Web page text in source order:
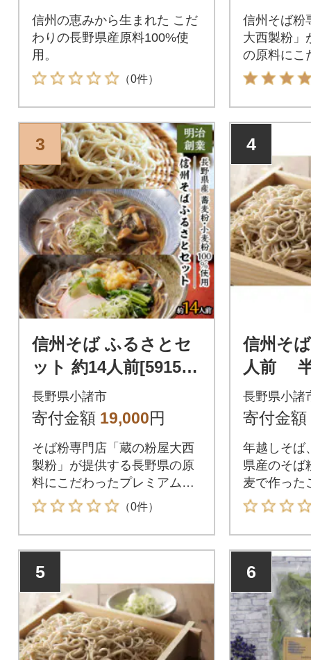
信州の恵みから生まれた こだ
わりの長野県産原料100%使
用。
（0件）
信州そば粉
大西製粉」
の原料にこ
ム信州そば
3
信州そば ふるさとセ
ット 約14人前[591511
36]
長野県小諸市
寄付金額 19,000円
そば粉専門店「蔵の粉屋大西
製粉」が提供する長野県の原
料にこだわったプレミアム信
州そばセットです。
（0件）
4
信州そ
人前
ゆ付き
長野県小諸
寄付金額
年越しそば
県産のそば
麦で作った
ば
5 6